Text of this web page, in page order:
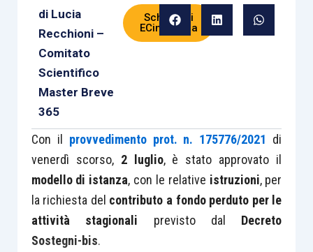
di Lucia
Recchioni –
Comitato
Scientifico
Master Breve
365
Scheda di
ECinPratica
Con il provvedimento prot. n. 175776/2021 di
venerdì scorso, 2 luglio, è stato approvato il
modello di istanza, con le relative istruzioni, per
la richiesta del contributo a fondo perduto per le
attività stagionali previsto dal Decreto
Sostegni-bis.